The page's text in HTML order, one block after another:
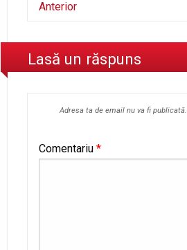
Anterior
Lasă un răspuns
Adresa ta de email nu va fi publicată.
Comentariu *